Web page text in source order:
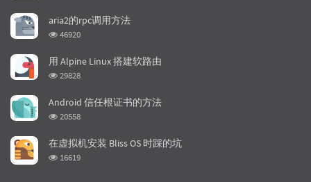
a
r
r
t
c
l
s
m
n
次
数:
aria2的rpc调用方法
浏
次
数:
46920
用 Alpine Linux 搭建软路由
浏
次
29828
Android 信任根证书的方法
浏
次
数:
20558
在虚拟机安装 Bliss OS 时踩的坑
浏
16619